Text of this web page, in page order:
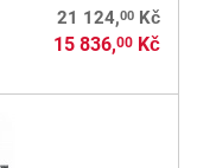
21 124,00Kč
15 836,00Kč